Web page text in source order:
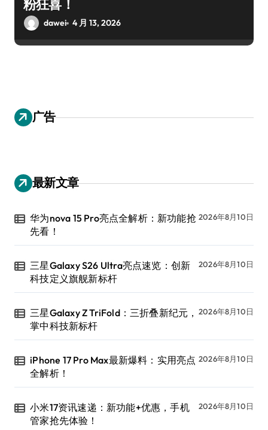
粉狂喜！
dawei 4 月 13, 2026
广告
最新文章
华为nova 15 Pro亮点全解析：新功能抢
先看！
2026年8月10日
三星Galaxy S26 Ultra亮点速览：创新
科技定义旗舰新标杆
2026年8月10日
三星Galaxy Z TriFold：三折叠新纪元，
掌中科技新标杆
2026年8月10日
iPhone 17 Pro Max最新爆料：实用亮点
全解析！
2026年8月10日
小米17资讯速递：新功能+优惠，手机
管家抢先体验！
2026年8月10日